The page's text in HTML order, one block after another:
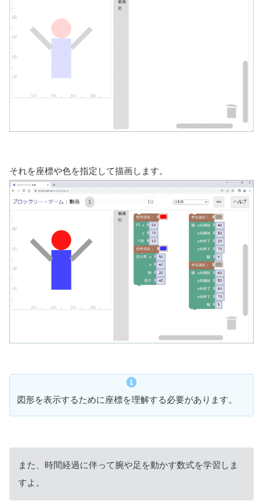
それを座標や色を指定して描画します。
図形を表示するために座標を理解する必要があります。
また、時間経過に伴って腕や足を動かす数式を学習しま
すよ。